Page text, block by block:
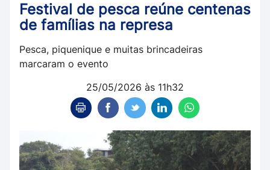
Festival de pesca reúne centenas
de famílias na represa
Pesca, piquenique e muitas brincadeiras
marcaram o evento
25/05/2026 às 11h32